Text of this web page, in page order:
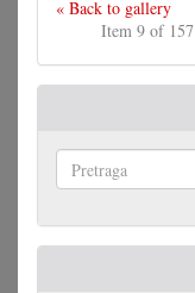
« Back to gallery
Item 9 of 157